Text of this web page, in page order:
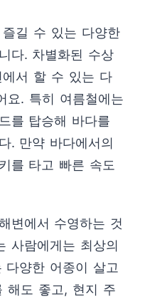
길 수 있는 다양한
다. 차별화된 수상
서 할 수 있는 다
요. 특히 여름철에는
를 탑승해 바다를
. 만약 바다에서의
를 타고 빠른 속도
변에서 수영하는 것
사람에게는 최상의
다양한 어종이 살고
해도 좋고, 현지 주